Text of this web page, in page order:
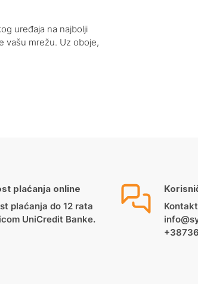
uređaja na najbolji
vašu mrežu. Uz oboje,
plaćanja online
plaćanja do 12 rata
UniCredit Banke.